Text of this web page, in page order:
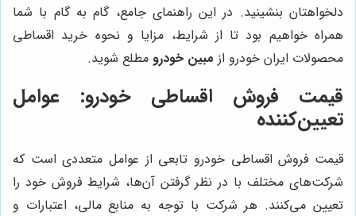
دلخواهتان بنشینید. در این راهنمای جامع، گام به گام با شما
همراه خواهیم بود تا از شرایط، مزایا و نحوه خرید اقساطی
محصولات ایران خودرو از مبین خودرو مطلع شوید.
قیمت فروش اقساطی خودرو: عوامل
تعیین‌کننده
قیمت فروش اقساطی خودرو تابعی از عوامل متعددی است که
شرکت‌های مختلف با در نظر گرفتن آن‌ها، شرایط فروش خود را
تعیین می‌کنند. هر شرکت با توجه به منابع مالی، اعتبارات و